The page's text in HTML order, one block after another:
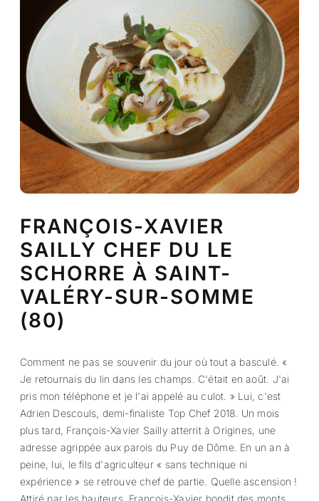
FRANÇOIS-XAVIER
SAILLY CHEF DU LE
SCHORRE À SAINT-
VALÉRY-SUR-SOMME
(80)
Comment ne pas se souvenir du jour où tout a basculé. «
Je retournais du lin dans les champs. C'était en août. J'ai
pris mon téléphone et je l'ai appelé au culot. » Lui, c'est
Adrien Descouls, demi-finaliste Top Chef 2018. Un mois
plus tard, François-Xavier Sailly atterrit à Origines, une
adresse agrippée aux parois du Puy de Dôme. En un an à
peine, lui, le fils d'agriculteur « sans technique ni
expérience » se retrouve chef de partie. Quelle ascension !
Attiré par les hauteurs, François-Xavier bondit des monts